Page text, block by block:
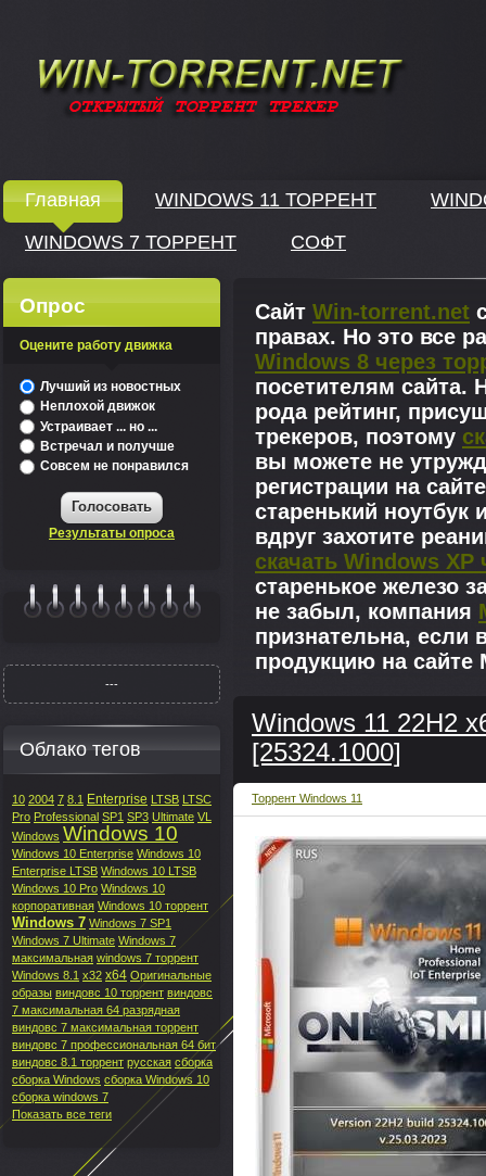
Главная WINDOWS 11 ТОРРЕНТ
WINDOWS 7 ТОРРЕНТ
СОФТ
Сайт Win-torrent.net
правах. Но это все
Windows 8 через
посетителям сайта.
рода рейтинг,
трекеров, поэтому
вы можете не
регистрации на
старенький
вдруг захотите
скачать Windows XP
старенькое железо
не забыл, компания
признательна, если
продукцию на сайте
Windows 11 22H2
[25324.1000]
Торрент Windows 11
Опрос
Оцените работу движка
Лучший из новостных
Неплохой движок
Устраивает ... но ...
Встречал и получше
Совсем не понравился
Голосовать
Результаты опроса
---
Облако тегов
10 2004 7 8.1 Enterprise LTSB LTSC
Pro Professional SP1 SP3 Ultimate VL
Windows Windows 10
Windows 10 Enterprise Windows 10
Enterprise LTSB Windows 10 LTSB
Windows 10 Pro Windows 10
корпоративная Windows 10 торрент
Windows 7 Windows 7 SP1
Windows 7 Ultimate Windows 7
максимальная windows 7 торрент
Windows 8.1 x32 x64 Оригинальные
образы виндовс 10 торрент виндовс
7 максимальная 64 разрядная
виндовс 7 максимальная торрент
виндовс 7 профессиональная 64 бит
виндовс 8.1 торрент русская сборка
сборка Windows сборка Windows 10
сборка windows 7
Показать все теги